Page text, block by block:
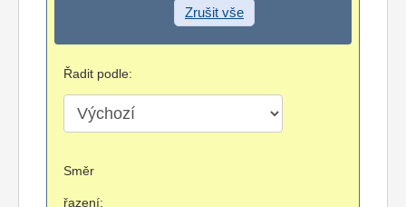
Zrušit vše
Řadit podle:
Směr
řazení: